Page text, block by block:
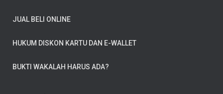
JUAL BELI ONLINE
HUKUM DISKON KARTU DAN E-WALLET
BUKTI WAKALAH HARUS ADA?